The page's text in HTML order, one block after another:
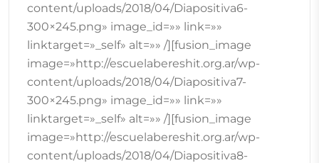
content/uploads/2018/04/Diapositiva6-
300×245.png» image_id=»» link=»»
linktarget=»_self» alt=»» /][fusion_image
image=»http://escuelabereshit.org.ar/wp-
content/uploads/2018/04/Diapositiva7-
300×245.png» image_id=»» link=»»
linktarget=»_self» alt=»» /][fusion_image
image=»http://escuelabereshit.org.ar/wp-
content/uploads/2018/04/Diapositiva8-